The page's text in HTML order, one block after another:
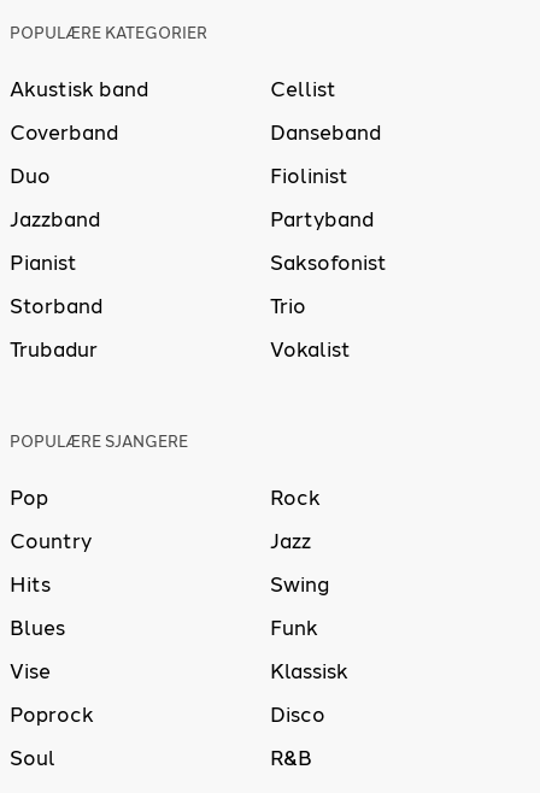
POPULÆRE KATEGORIER
Akustisk band
Cellist
Coverband
Danseband
Duo
Fiolinist
Jazzband
Partyband
Pianist
Saksofonist
Storband
Trio
Trubadur
Vokalist
POPULÆRE SJANGERE
Pop
Rock
Country
Jazz
Hits
Swing
Blues
Funk
Vise
Klassisk
Poprock
Disco
Soul
R&B